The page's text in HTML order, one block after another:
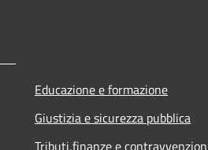
Educazione e formazione
Giustizia e sicurezza pubblica
Tributi,finanze e